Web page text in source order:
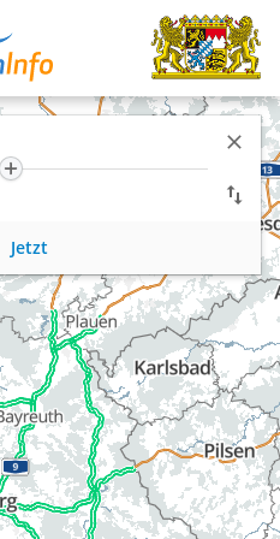
Jetzt